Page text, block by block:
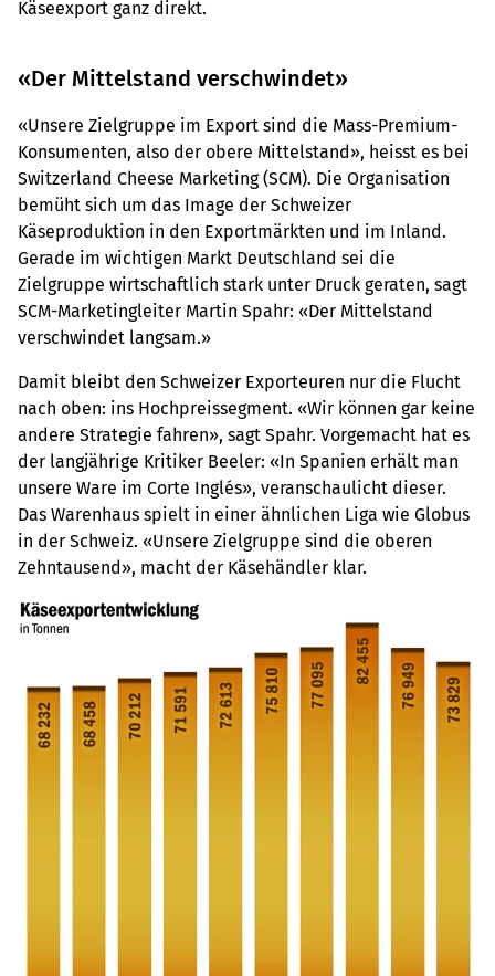
Käseexport ganz direkt.
«Der Mittelstand verschwindet»
«Unsere Zielgruppe im Export sind die Mass-Premium-
Konsumenten, also der obere Mittelstand», heisst es bei
Switzerland Cheese Marketing (SCM). Die Organisation
bemüht sich um das Image der Schweizer
Käseproduktion in den Exportmärkten und im Inland.
Gerade im wichtigen Markt Deutschland sei die
Zielgruppe wirtschaftlich stark unter Druck geraten, sagt
SCM-Marketingleiter Martin Spahr: «Der Mittelstand
verschwindet langsam.»
Damit bleibt den Schweizer Exporteuren nur die Flucht
nach oben: ins Hochpreissegment. «Wir können gar keine
andere Strategie fahren», sagt Spahr. Vorgemacht hat es
der langjährige Kritiker Beeler: «In Spanien erhält man
unsere Ware im Corte Inglés», veranschaulicht dieser.
Das Warenhaus spielt in einer ähnlichen Liga wie Globus
in der Schweiz. «Unsere Zielgruppe sind die oberen
Zehntausend», macht der Käsehändler klar.